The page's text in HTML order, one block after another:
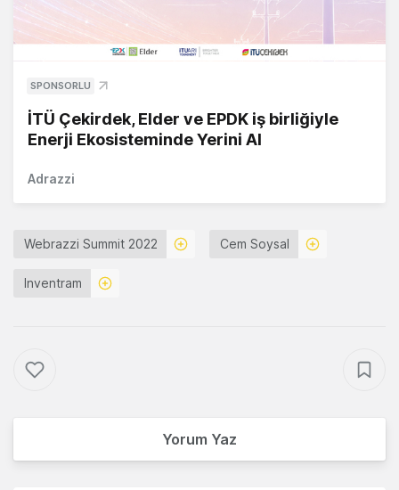
SPONSORLU
İTÜ Çekirdek, Elder ve EPDK iş birliğiyle
Enerji Ekosisteminde Yerini Al
Adrazzi
Webrazzi Summit 2022 Cem Soysal
Inventram
Yorum Yaz